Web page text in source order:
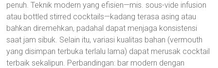
penuh. Teknik modern yang efisien—mis. sous-vide infusion
atau bottled stirred cocktails—kadang terasa asing atau
bahkan diremehkan, padahal dapat menjaga konsistensi
saat jam sibuk. Selain itu, variasi kualitas bahan (vermouth
yang disimpan terbuka terlalu lama) dapat merusak cocktail
terbaik sekalipun. Perbandingan: bar modern dengan